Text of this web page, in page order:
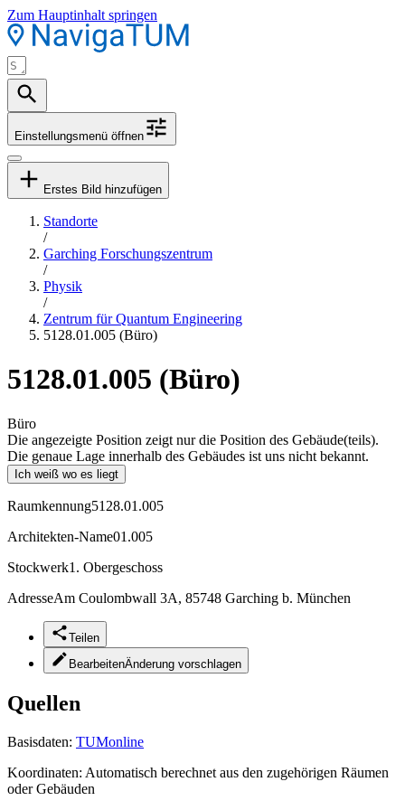
Zum Hauptinhalt springen
Einstellungsmenü öffnen
Erstes Bild hinzufügen
Standorte
/
Garching Forschungszentrum
/
Physik
/
Zentrum für Quantum Engineering
5128.01.005 (Büro)
5128.01.005 (Büro)
Büro
Die angezeigte Position zeigt nur die Position des Gebäude(teils).
Die genaue Lage innerhalb des Gebäudes ist uns nicht bekannt.
Ich weiß wo es liegt
Raumkennung5128.01.005
Architekten-Name01.005
Stockwerk1. Obergeschoss
AdresseAm Coulombwall 3A, 85748 Garching b. München
Teilen
BearbeitenÄnderung vorschlagen
Quellen
Basisdaten: TUMonline
Koordinaten: Automatisch berechnet aus den zugehörigen Räumen
oder Gebäuden